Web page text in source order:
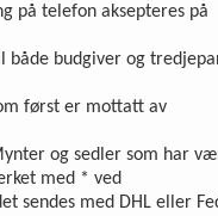
på telefon aksepteres på
både budgiver og
først er mottatt av
og sedler som har
med * ved
sendes med DHL eller